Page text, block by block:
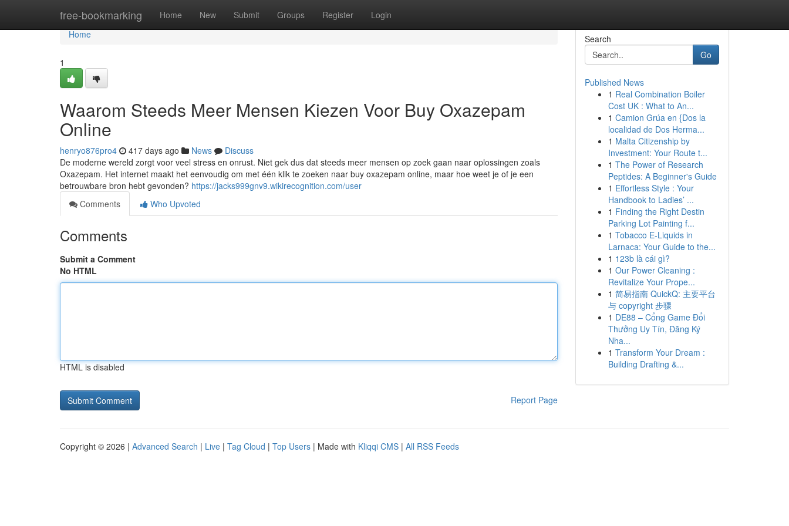
free-bookmarking Home New Submit Groups Register Login
Home
Home
1
Waarom Steeds Meer Mensen Kiezen Voor Buy Oxazepam
Online
henryo876pro4 417 days ago News
Discuss
De moderne wereld zorgt voor veel stress en onrust. Niet gek dus dat steeds meer mensen op zoek gaan naar oplossingen zoals
Oxazepam. Het internet maakt het eenvoudig om met één klik te zoeken naar buy oxazepam online, maar hoe weet je of je een
betrouwbare bron hebt gevonden? https://jacks999gnv9.wikirecognition.com/user
Comments
Who Upvoted
Comments
Submit a Comment
No HTML
HTML is disabled
Report Page
Search
Go
Published News
1 Real Combination Boiler
Cost UK : What to An...
1 Camion Grúa en {Dos la
localidad de Dos Herma...
1 Malta Citizenship by
Investment: Your Route t...
1 The Power of Research
Peptides: A Beginner's Guide
1 Effortless Style : Your
Handbook to Ladies’ ...
1 Finding the Right Destin
Parking Lot Painting f...
1 Tobacco E-Liquids in
Larnaca: Your Guide to the...
1 123b là cái gì?
1 Our Power Cleaning :
Revitalize Your Prope...
1 简易指南 QuickQ: 主要平台
与 copyright 步骤
1 DE88 – Cổng Game Đổi
Thưởng Uy Tín, Đăng Ký
Nha...
1 Transform Your Dream :
Building Drafting &...
Copyright © 2026 | Advanced Search | Live | Tag Cloud | Top Users | Made with Kliqqi CMS | All RSS Feeds